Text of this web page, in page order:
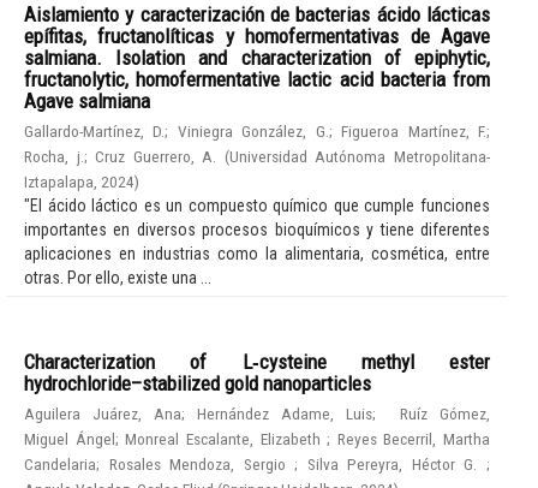
Aislamiento y caracterización de bacterias ácido lácticas
epífitas, fructanolíticas y homofermentativas de Agave
salmiana. Isolation and characterization of epiphytic,
fructanolytic, homofermentative lactic acid bacteria from
Agave salmiana
Gallardo-Martínez, D.; Viniegra González, G. ;Figueroa Martínez, F.;
Rocha, j. ;Cruz Guerrero, A. (Universidad Autónoma Metropolitana-
Iztapalapa 2024)
"El ácido láctico es un compuesto químico que cumple funciones
importantes en diversos procesos bioquímicos y tiene diferentes
aplicaciones en industrias como la alimentaria, cosmética, entre
otras. Por ello, existe una ...
Characterization of L‑cysteine methyl ester
hydrochloride–stabilized gold nanoparticles
Aguilera Juárez, Ana; Hernández Adame, Luis;
Ruíz Gómez,
Miguel Ángel;Monreal Escalante, Elizabeth; Reyes Becerril, Martha
Candelaria; Rosales Mendoza, Sergio; Silva Pereyra, Héctor G.;